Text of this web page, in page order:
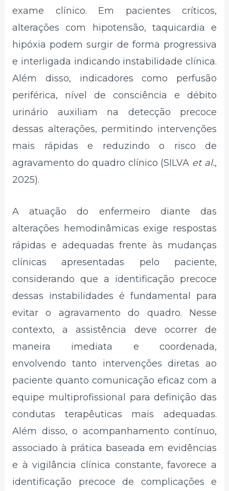
exame clínico. Em pacientes críticos,
alterações com hipotensão, taquicardia e
hipóxia podem surgir de forma progressiva
e interligada indicando instabilidade clínica.
Além disso, indicadores como perfusão
periférica, nível de consciência e débito
urinário auxiliam na detecção precoce
dessas alterações, permitindo intervenções
mais rápidas e reduzindo o risco de
agravamento do quadro clínico (SILVA et al.,
2025).
A atuação do enfermeiro diante das
alterações hemodinâmicas exige respostas
rápidas e adequadas frente às mudanças
clínicas apresentadas pelo paciente,
considerando que a identificação precoce
dessas instabilidades é fundamental para
evitar o agravamento do quadro. Nesse
contexto, a assistência deve ocorrer de
maneira imediata e coordenada,
envolvendo tanto intervenções diretas ao
paciente quanto comunicação eficaz com a
equipe multiprofissional para definição das
condutas terapêuticas mais adequadas.
Além disso, o acompanhamento contínuo,
associado à prática baseada em evidências
e à vigilância clínica constante, favorece a
identificação precoce de complicações e